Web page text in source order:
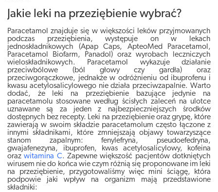
Jakie leki na przeziębienie wybrać?
Paracetamol znajduje się w większości leków przyjmowanych
podczas przeziębienia, występuje on w lekach
jednoskładnikowych (Apap Caps, ApteoMed Paracetamol,
Paracetamol Biofarm, Panadol) oraz wyrobach leczniczych
wieloskładnikowych. Paracetamol wykazuje działanie
przeciwbólowe (ból głowy czy gardła) oraz
przeciwgorączkowe, jednakże w odróżnieniu od ibuprofenu i
kwasu acetylosalicylowego nie działa przeciwzapalnie. Warto
dodać, że leki na przeziębienie bazujące jedynie na
paracetamolu stosowane według ścisłych zaleceń na ulotce
uznawane są za jeden z najbezpieczniejszych środków
dostępnych bez recepty. Leki na przeziębienie oraz grypę, które
zawierają w swoim składzie paracetamolum często łączone z
innymi składnikami, które zmniejszają objawy towarzyszące
stanom zapalnym: fenylefryna, pseudoefedryna,
gwajafenezyna, ibuprofen, kwas acetylosalicylowy, kofeina
orazwitamina C. Zapewne większość pacjentów dotkniętych
wirusem nie do końca wie czym różnią się proponowane im leki
na przeziębienie, przygotowaliśmy więc mini ściągę, która
podpowie jaki wpływ na organizm mają przedstawione
składniki: